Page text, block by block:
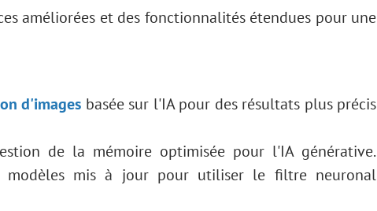
améliorées et des fonctionnalités étendues pour une
d'images basée sur l'IA pour des résultats plus précis
de la mémoire optimisée pour l'IA générative.
modèles mis à jour pour utiliser le filtre neuronal